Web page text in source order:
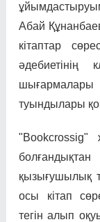
Абай
кітаптар
әдебиетінің
туындылары
"Bookcrossig"
қызығушылық
осы кітап
тегін алып